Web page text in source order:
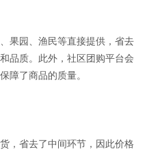
果园、渔民等直接提供，省去
品质。此外，社区团购平台会
障了商品的质量。
，省去了中间环节，因此价格